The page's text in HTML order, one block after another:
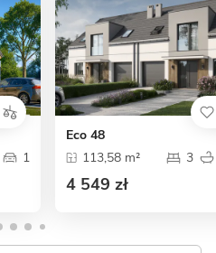
1
Eco 48
113,58 m²
3
4 549 zł